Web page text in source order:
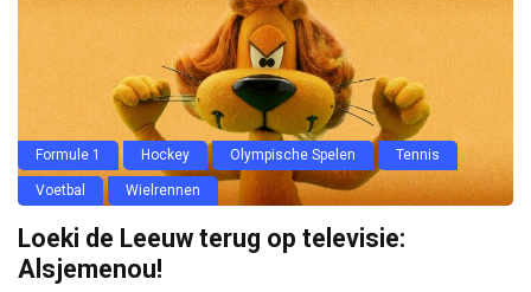
Formule 1 Hockey Olympische Spelen Tennis
Voetbal Wielrennen
Loeki de Leeuw terug op televisie:
Alsjemenou!